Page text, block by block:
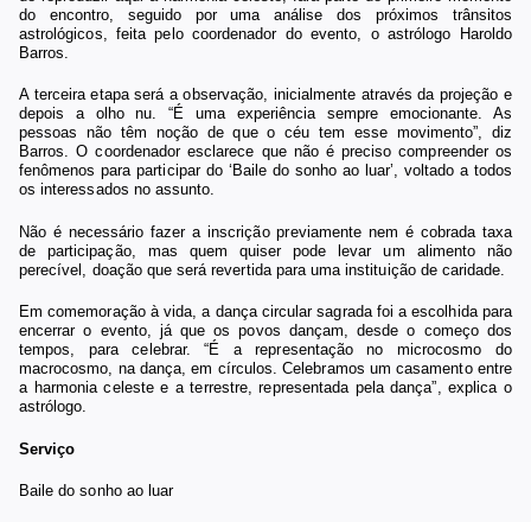
do encontro, seguido por uma análise dos próximos trânsitos
astrológicos, feita pelo coordenador do evento, o astrólogo Haroldo
Barros.
A terceira etapa será a observação, inicialmente através da projeção e
depois a olho nu. “É uma experiência sempre emocionante. As
pessoas não têm noção de que o céu tem esse movimento”, diz
Barros. O coordenador esclarece que não é preciso compreender os
fenômenos para participar do ‘Baile do sonho ao luar’, voltado a todos
os interessados no assunto.
Não é necessário fazer a inscrição previamente nem é cobrada taxa
de participação, mas quem quiser pode levar um alimento não
perecível, doação que será revertida para uma instituição de caridade.
Em comemoração à vida, a dança circular sagrada foiaescolhida para
encerrar o evento, já que os povos dançam, desde o começo dos
tempos, para celebrar. “É a representação no microcosmo do
macrocosmo, na dança, em círculos. Celebramos um casamento entre
a harmonia celeste e a terrestre, representada pela dança”, explica o
astrólogo.
Serviço
Baile do sonho ao luar